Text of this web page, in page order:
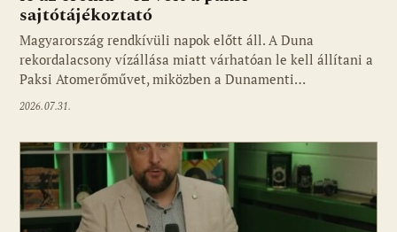
sajtótájékoztató
Magyarország rendkívüli napok előtt áll. A Duna
rekordalacsony vízállása miatt várhatóan le kell állítani a
Paksi Atomerőművet, miközben a Dunamenti…
2026.07.31.